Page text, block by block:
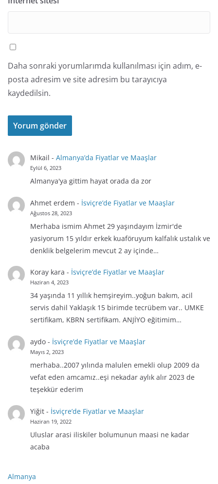
Daha sonraki yorumlarımda kullanılması için adım, e-
posta adresim ve site adresim bu tarayıcıya
kaydedilsin.
Mikail - Almanya’da Fiyatlar ve Maaşlar
Eylül 6, 2023
Almanya'ya gittim hayat orada da zor
Ahmet erdem - İsviçre’de Fiyatlar ve Maaşlar
Ağustos 28, 2023
Merhaba ismim Ahmet 29 yaşındayım İzmir'de
yasiyorum 15 yıldır erkek kuaföruyum kalfalık ustalık ve
denklik belgelerim mevcut 2 ay içinde…
Koray kara - İsviçre’de Fiyatlar ve Maaşlar
Haziran 4, 2023
34 yaşında 11 yıllık hemşireyim..yoğun bakım, acil
servis dahil Yaklaşık 15 birimde tecrübem var.. UMKE
sertifikam, KBRN sertifikam. ANJİYO eğitimim…
aydo- İsviçre’de Fiyatlar ve Maaşlar
Mayıs 2, 2023
merhaba..2007 yılında malulen emekli olup 2009 da
vefat eden amcamız..eşi nekadar aylık alır 2023 de
teşekkür ederim
Yiğit- İsviçre’de Fiyatlar ve Maaşlar
Haziran 19, 2022
Uluslar arasi iliskiler bolumunun maasi ne kadar
acaba
Almanya